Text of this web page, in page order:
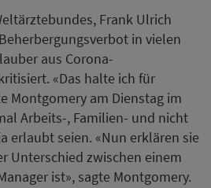
Frank Ulrich
in vielen
aus Corona-
«Das halte ich für
Montgomery am Dienstag im
Arbeits-, Familien- und nicht
erlaubt seien. «Nun erklären sie
Unterschied zwischen einem
ist», sagte Montgomery.